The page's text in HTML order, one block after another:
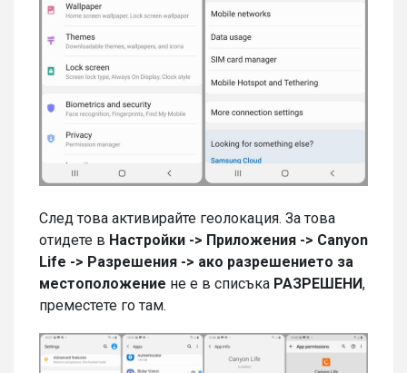
След това активирайте геолокация. За това
отидете в Настройки -> Приложения -> Canyon
Life -> Разрешения -> ако разрешението за
местоположение не е в списъка РАЗРЕШЕНИ,
преместете го там.